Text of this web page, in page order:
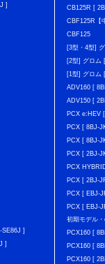
]
SE86J ]
]
CB125R [
CBF125R【
CBF125
[3型・4型]
[2型] グロム
[1型] グロム
ADV160 [
ADV150 [
PCX e:HEV
PCX [ 8BJ-
PCX [ 8BJ-
PCX [ 2BJ-
PCX
PCX [ 2BJ-
PCX [ EBJ-
PCX [ EBJ-
初期モデル
PCX160 [
PCX160 [
PCX160 [